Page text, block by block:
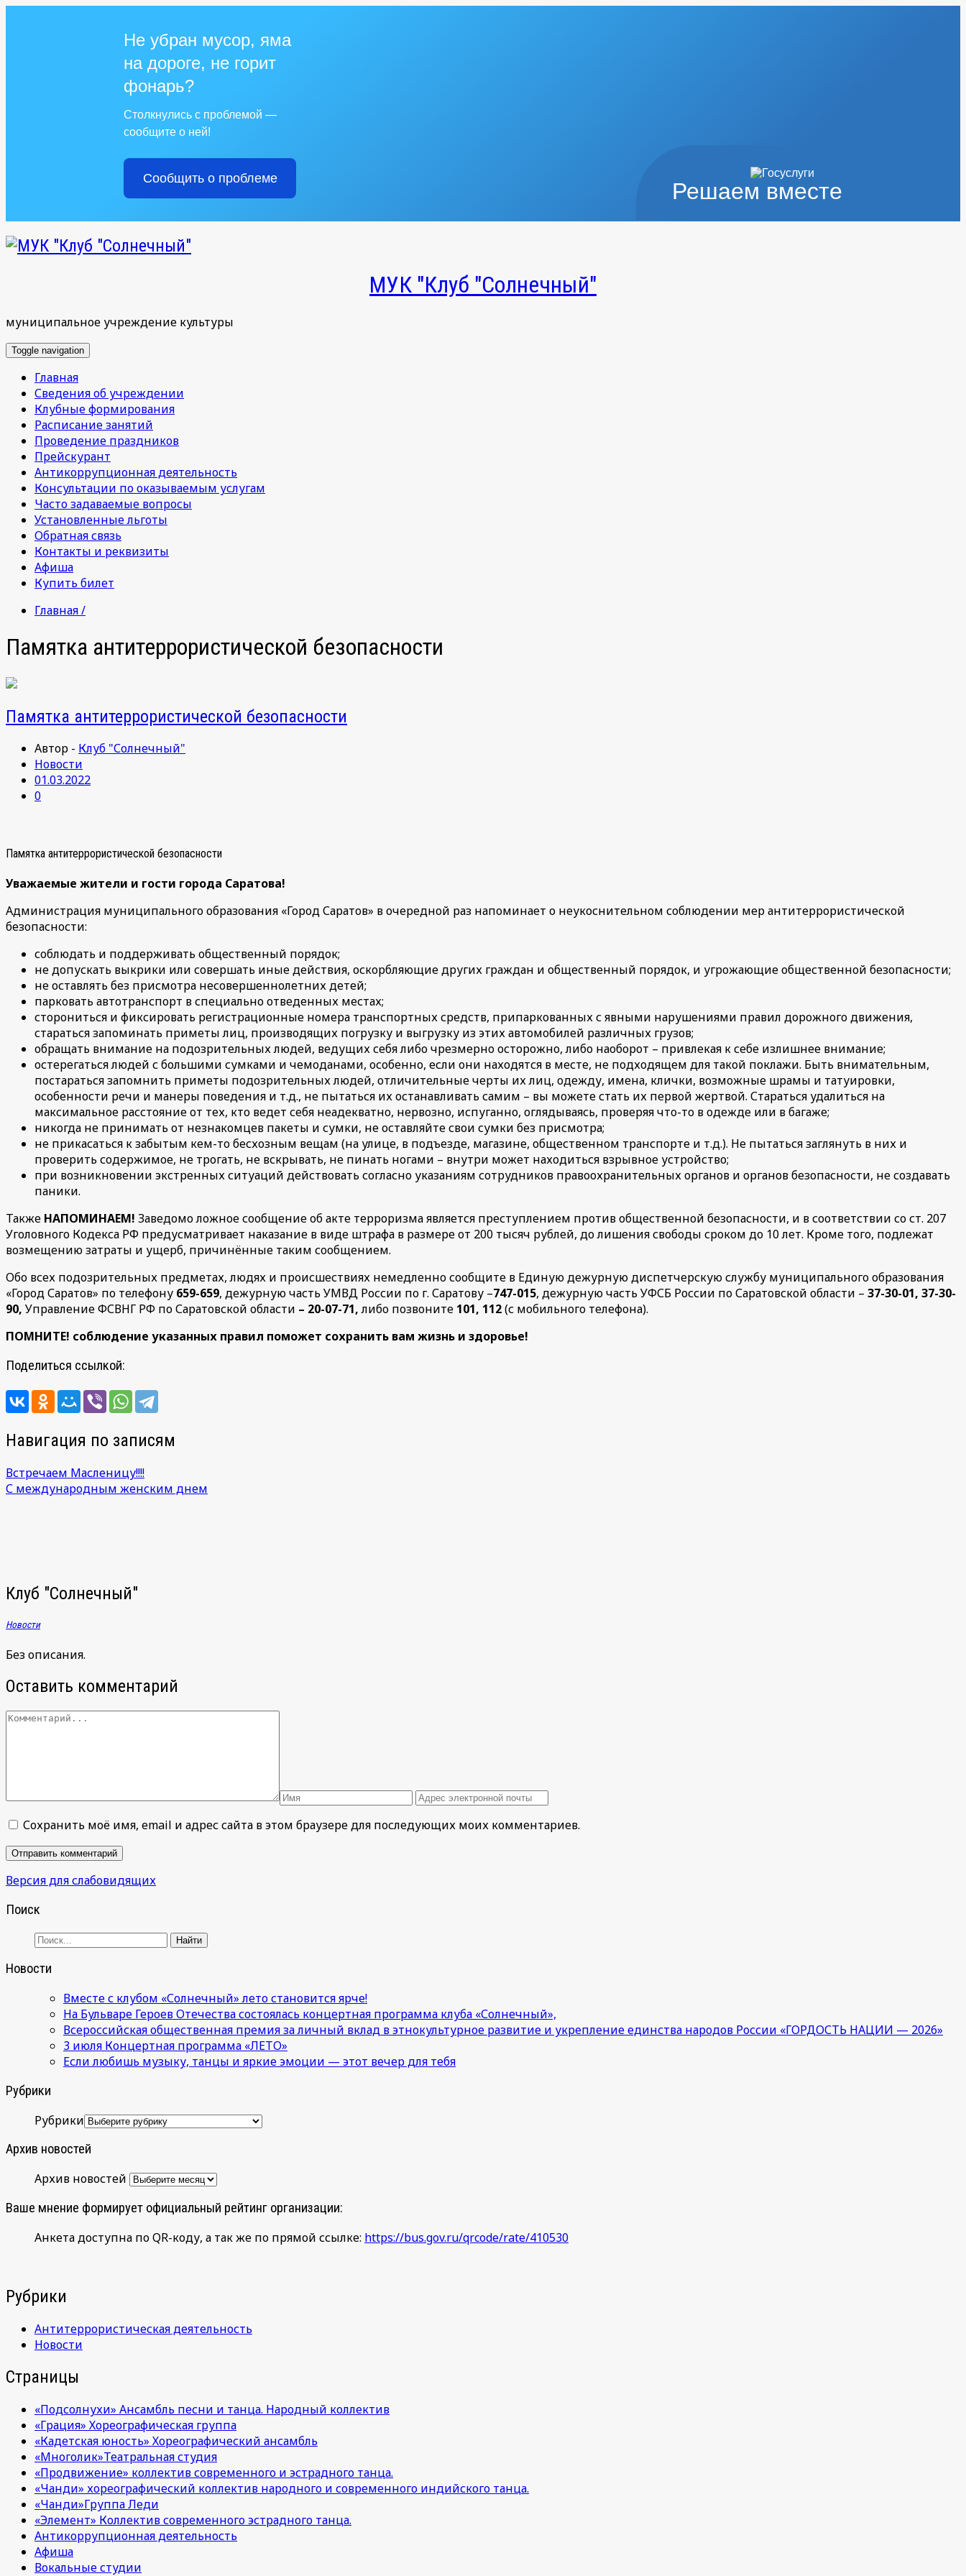
Решаем вместе
Не убран мусор, яма
на дороге, не горит
фонарь?
Столкнулись с проблемой —
сообщите о ней!
Сообщить о проблеме
МУК "Клуб "Солнечный"
муниципальное учреждение культуры
Toggle navigation
Главная
Сведения об учреждении
Клубные формирования
Расписание занятий
Проведение праздников
Прейскурант
Антикоррупционная деятельность
Консультации по оказываемым услугам
Часто задаваемые вопросы
Установленные льготы
Обратная связь
Контакты и реквизиты
Афиша
Купить билет
Главная /
Памятка антитеррористической безопасности
Памятка антитеррористической безопасности
Автор - Клуб "Солнечный"
Новости
01.03.2022
0
Памятка антитеррористической безопасности
Уважаемые жители и гости города Саратова!
Администрация муниципального образования «Город Саратов» в очередной раз напоминает о неукоснительном соблюдении мер антитеррористической
безопасности:
соблюдать и поддерживать общественный порядок;
не допускать выкрики или совершать иные действия, оскорбляющие других граждан и общественный порядок, и угрожающие общественной безопасности;
не оставлять без присмотра несовершеннолетних детей;
парковать автотранспорт в специально отведенных местах;
сторониться и фиксировать регистрационные номера транспортных средств, припаркованных с явными нарушениями правил дорожного движения,
стараться запоминать приметы лиц, производящих погрузку и выгрузку из этих автомобилей различных грузов;
обращать внимание на подозрительных людей, ведущих себя либо чрезмерно осторожно, либо наоборот – привлекая к себе излишнее внимание;
остерегаться людей с большими сумками и чемоданами, особенно, если они находятся в месте, не подходящем для такой поклажи. Быть внимательным,
постараться запомнить приметы подозрительных людей, отличительные черты их лиц, одежду, имена, клички, возможные шрамы и татуировки,
особенности речи и манеры поведения и т.д., не пытаться их останавливать самим – вы можете стать их первой жертвой. Стараться удалиться на
максимальное расстояние от тех, кто ведет себя неадекватно, нервозно, испуганно, оглядываясь, проверяя что-то в одежде или в багаже;
никогда не принимать от незнакомцев пакеты и сумки, не оставляйте свои сумки без присмотра;
не прикасаться к забытым кем-то бесхозным вещам (на улице, в подъезде, магазине, общественном транспорте и т.д.). Не пытаться заглянуть в них и
проверить содержимое, не трогать, не вскрывать, не пинать ногами – внутри может находиться взрывное устройство;
при возникновении экстренных ситуаций действовать согласно указаниям сотрудников правоохранительных органов и органов безопасности, не создавать
паники.
Также НАПОМИНАЕМ! Заведомо ложное сообщение об акте терроризма является преступлением против общественной безопасности, и в соответствии со ст. 207
Уголовного Кодекса РФ предусматривает наказание в виде штрафа в размере от 200 тысяч рублей, до лишения свободы сроком до 10 лет. Кроме того, подлежат
возмещению затраты и ущерб, причинённые таким сообщением.
Обо всех подозрительных предметах, людях и происшествиях немедленно сообщите в Единую дежурную диспетчерскую службу муниципального образования
«Город Саратов» по телефону 659-659, дежурную часть УМВД России по г. Саратову –747-015, дежурную часть УФСБ России по Саратовской области – 37-30-01, 37-30-
90, Управление ФСВНГ РФ по Саратовской области – 20-07-71,либо позвоните 101, 112(с мобильного телефона).
ПОМНИТЕ! соблюдение указанных правил поможет сохранить вам жизнь и здоровье!
Поделиться ссылкой:
Навигация по записям
Встречаем Масленицу!!!!
С международным женским днем
Клуб "Солнечный"
Новости
Без описания.
Оставить комментарий
Сохранить моё имя, email и адрес сайта в этом браузере для последующих моих комментариев.
Версия для слабовидящих
Поиск
Новости
Вместе с клубом «Солнечный» лето становится ярче!
На Бульваре Героев Отечества состоялась концертная программа клуба «Солнечный»,
Всероссийская общественная премия за личный вклад в этнокультурное развитие и укрепление единства народов России «ГОРДОСТЬ НАЦИИ — 2026»
3 июля Концертная программа «ЛЕТО»
Если любишь музыку, танцы и яркие эмоции — этот вечер для тебя
Рубрики
Рубрики
Архив новостей
Архив новостей
Ваше мнение формирует официальный рейтинг организации:
Анкета доступна по QR-коду, а так же по прямой ссылке: https://bus.gov.ru/qrcode/rate/410530
Рубрики
Антитеррористическая деятельность
Новости
Страницы
«Подсолнухи» Ансамбль песни и танца. Народный коллектив
«Грация» Хореографическая группа
«Кадетская юность» Хореографический ансамбль
«Многолик»Театральная студия
«Продвижение» коллектив современного и эстрадного танца.
«Чанди» хореографический коллектив народного и современного индийского танца.
«Чанди»Группа Леди
«Элемент» Коллектив современного эстрадного танца.
Антикоррупционная деятельность
Афиша
Вокальные студии